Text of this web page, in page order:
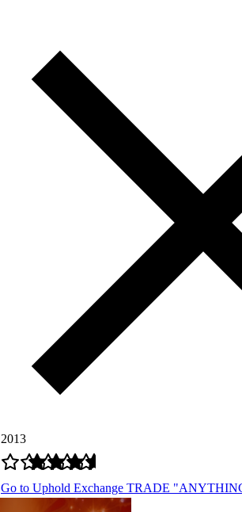
2013
Go to Uphold Exchange TRADE